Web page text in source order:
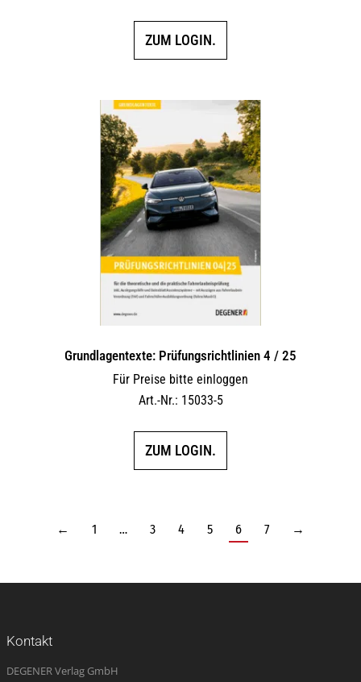
ZUM LOGIN.
Grundlagentexte: Prüfungsrichtlinien 4 / 25
Für Preise bitte einloggen
Art.-Nr.: 15033-5
ZUM LOGIN.
← 1 … 3 4 5 6 7 →
Kontakt
DEGENER Verlag GmbH